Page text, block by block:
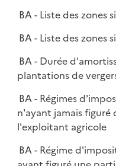
BA - Liste des zones
BA - Liste des zones
BA - Durée
plantations de
BA - Régimes
n'ayant jamais
l'exploitant agricole
BA - Régime